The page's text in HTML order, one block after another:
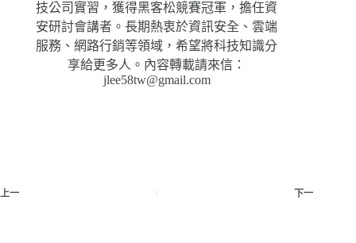
技公司實習，獲得黑客松競賽冠軍，擔任資
安研討會講者。長期熱衷於資訊安全、雲端
服務、網路行銷等領域，希望將科技知識分
享給更多人。內容轉載請來信：
jlee58tw@gmail.com
上一 下一